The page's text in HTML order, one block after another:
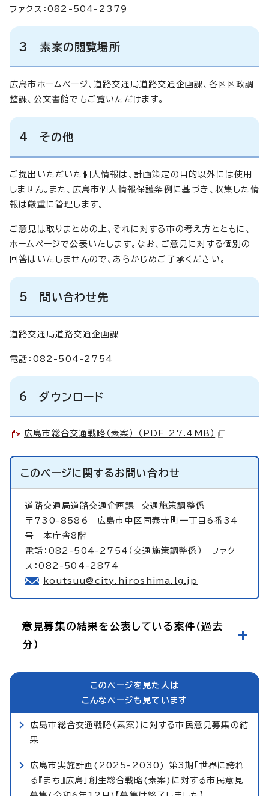
ファクス：082-504-2379
3 素案の閲覧場所
広島市ホームページ、道路交通局道路交通企画課、各区区政調
整課、公文書館でもご覧いただけます。
4 その他
ご提出いただいた個人情報は、計画策定の目的以外には使用
しません。また、広島市個人情報保護条例に基づき、収集した情
報は厳重に管理します。
ご意見は取りまとめの上、それに対する市の考え方とともに、
ホームページで公表いたします。なお、ご意見に対する個別の
回答はいたしませんので、あらかじめご了承ください。
5 問い合わせ先
道路交通局道路交通企画課
電話：082-504-2754
6 ダウンロード
広島市総合交通戦略（素案） （PDF 27.4MB）
このページに関するお問い合わせ
道路交通局道路交通企画課 交通施策調整係
〒730-8586 広島市中区国泰寺町一丁目6番34
号 本庁舎8階
電話：082-504-2754（交通施策調整係） ファク
ス：082-504-2874
koutsuu@city.hiroshima.lg.jp
意見募集の結果を公表している案件（過去
分）
このページを見た人は
こんなページも見ています
広島市総合交通戦略（素案）に対する市民意見募集の結
果
広島市実施計画(2025-2030) 第3期「世界に誇れ
る『まち』広島」創生総合戦略(素案)に対する市民意見